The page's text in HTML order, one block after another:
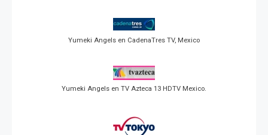
Yumeki Angels en CadenaTres TV, Mexico
Yumeki Angels en TV Azteca 13 HDTV Mexico.